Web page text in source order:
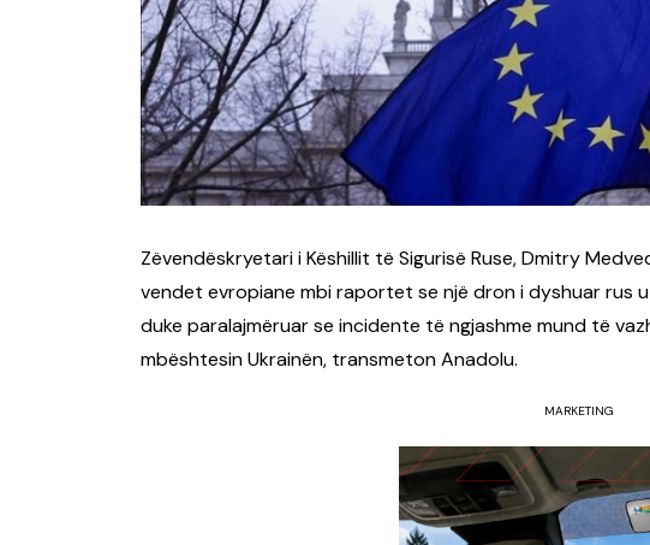
Zëvendëskryetari i Këshillit të Sigurisë Ruse, Dmitry
vendet evropiane mbi raportet se një dron i dyshuar rus
duke paralajmëruar se incidente të ngjashme mund të
mbështesin Ukrainën, transmeton Anadolu.
MARKETING